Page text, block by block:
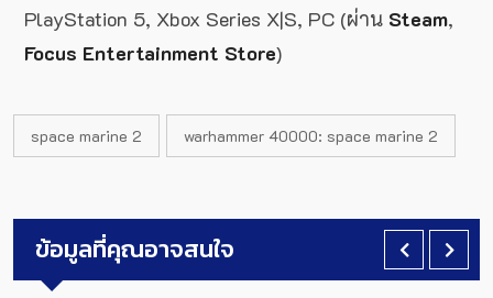
PlayStation 5, Xbox Series X|S, PC (ผ่าน Steam,
Focus Entertainment Store)
space marine 2 warhammer 40000: space marine 2
ข้อมูลที่คุณอาจสนใจ